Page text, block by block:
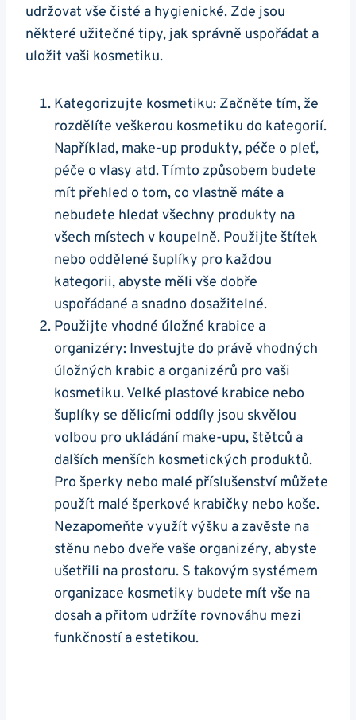
udržovat vše čisté a hygienické. Zde jsou
některé užitečné tipy, jak správně uspořádat a
uložit vaši kosmetiku.
Kategorizujte kosmetiku: Začněte tím, že
rozdělíte veškerou kosmetiku do kategorií.
Například, make-up produkty, péče o pleť,
péče o vlasy atd. Tímto způsobem budete
mít přehled o tom, co vlastně máte a
nebudete hledat všechny produkty na
všech místech v koupelně. Použijte štítek
nebo oddělené šuplíky pro každou
kategorii, abyste měli vše dobře
uspořádané a snadno dosažitelné.
Použijte vhodné úložné krabice a
organizéry: Investujte do právě vhodných
úložných krabic a organizérů pro vaši
kosmetiku. Velké plastové krabice nebo
šuplíky se dělicími oddíly jsou skvělou
volbou pro ukládání make-upu, štětců a
dalších menších kosmetických produktů.
Pro šperky nebo malé příslušenství můžete
použít malé šperkové krabičky nebo koše.
Nezapomeňte využít výšku a zavěste na
stěnu nebo dveře vaše organizéry, abyste
ušetřili na prostoru. S takovým systémem
organizace kosmetiky budete mít vše na
dosah a přitom udržíte rovnováhu mezi
funkčností a estetikou.